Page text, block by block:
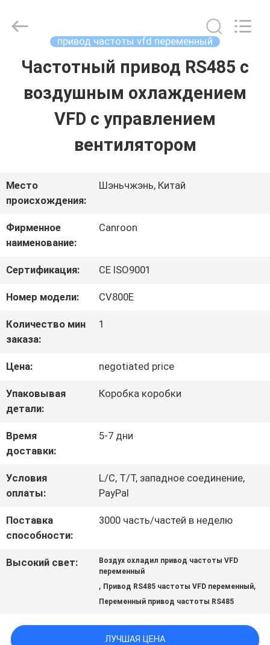
ГЛАВНАЯ
СТРАНИЦА
ПРОДУКЦИЯ
О
КОМПАНИИ
НАША
ФАБРИКА
КОНТРОЛЬ
КАЧЕСТВА
КОНТАКТНЫЕ
ДАННЫЕ
ОТПРАВИТЬ
ЗАПРОС
КАРТА
САЙТА
УЕДИНЕНИЯ
Electrical
Appliances
привод частоты vfd переменный
Частотный привод RS485 с
воздушным охлаждением
VFD с управлением
вентилятором
Место
происхождения:
Шэньчжэнь, Китай
Фирменное
наименование:
Canroon
Сертификация: CE ISO9001
Номер модели: CV800E
Количество мин
заказа:
1
Цена: negotiated price
Упаковывая
детали:
Коробка коробки
Время
доставки:
5-7 дни
Условия
оплаты:
L/C, T/T, западное соединение,
PayPal
Поставка
способности:
3000 часть/частей в неделю
Высокий свет:
Воздух охладил привод частоты VFD
переменный
, Привод RS485 частоты VFD переменный,
Переменный привод частоты RS485
ЛУЧШАЯ ЦЕНА